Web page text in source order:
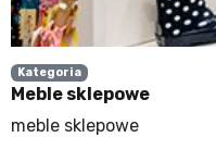
Kategoria
Meble sklepowe
meble sklepowe